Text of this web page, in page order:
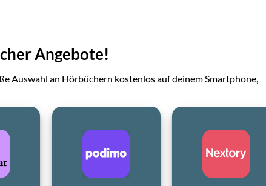
Angebote!
Auswahl an Hörbüchern kostenlos auf deinem Smartphone,